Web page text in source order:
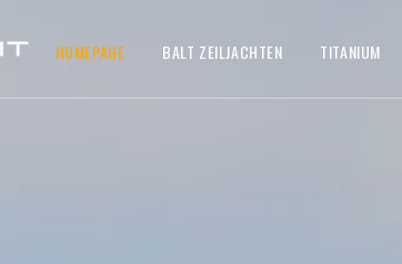
HOMEPAGE BALT ZEILJACHTEN TITANIUM